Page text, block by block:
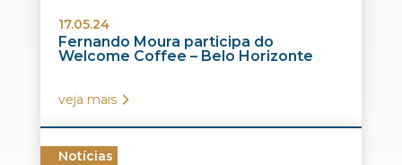
17.05.24
Fernando Moura participa do
Welcome Coffee – Belo Horizonte
veja mais
Notícias